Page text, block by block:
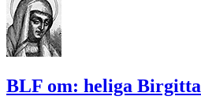
BLF om: heliga Birgitta